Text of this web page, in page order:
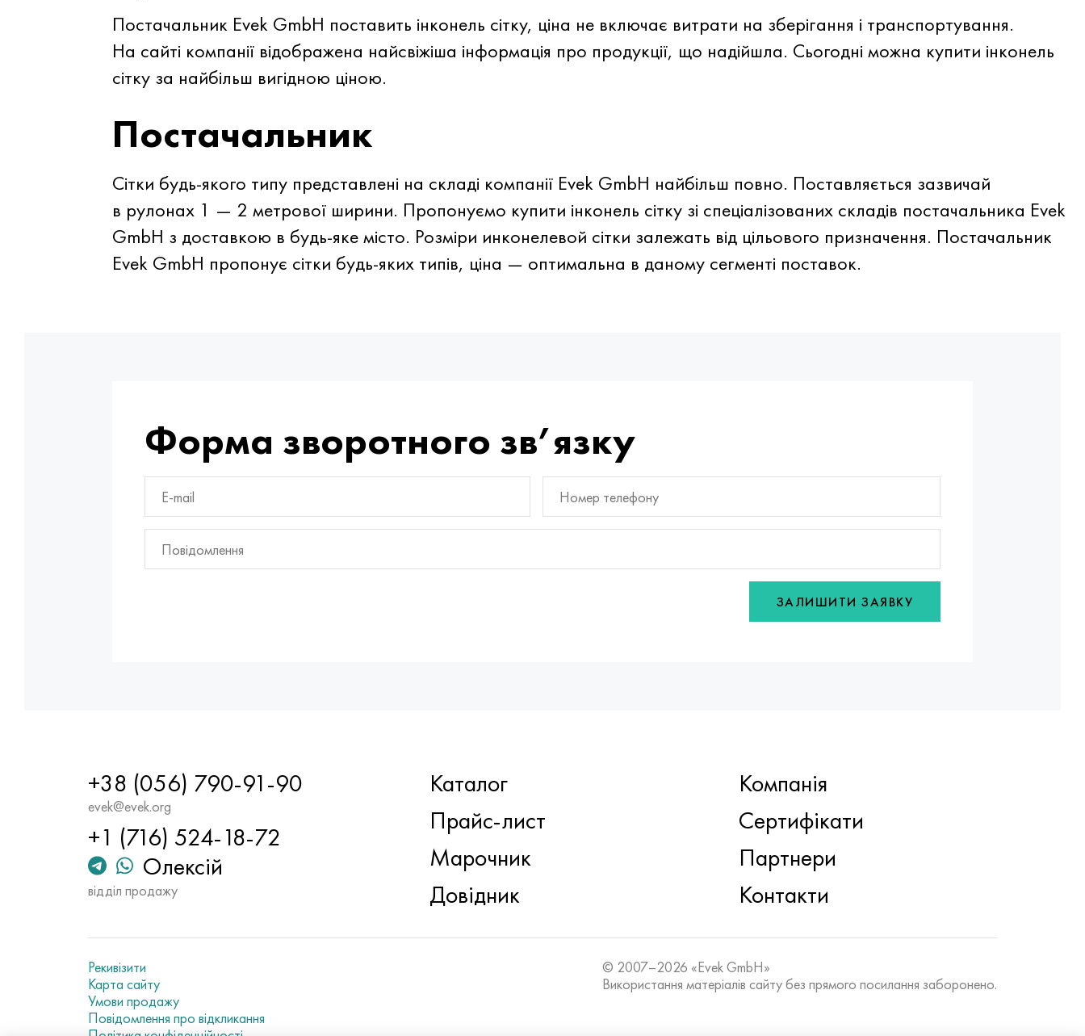
Постачальник Evek GmbH поставить інконель сітку, ціна не включає витрати на зберігання і транспортування.
На сайті компанії відображена найсвіжіша інформація про продукції, що надійшла. Сьогодні можна купити інконель
сітку за найбільш вигідною ціною.
Постачальник
Сітки будь-якого типу представлені на складі компанії Evek GmbH найбільш повно. Поставляється зазвичай
в рулонах 1 — 2 метрової ширини. Пропонуємо купити інконель сітку зі спеціалізованих складів постачальника Evek
GmbH з доставкою в будь-яке місто. Розміри инконелевой сітки залежать від цільового призначення. Постачальник
Evek GmbH пропонує сітки будь-яких типів, ціна — оптимальна в даному сегменті поставок.
Форма зворотного зв’язку
ЗАЛИШИТИ ЗАЯВКУ
+38 (056) 790-91-90
evek@evek.org
+1 (716) 524-18-72
Олексій
відділ продажу
Каталог
Прайс-лист
Марочник
Довідник
Компанія
Сертифікати
Партнери
Контакти
Рекивізити
Карта сайту
Умови продажу
Повідомлення про відкликання
© 2007–2026 «Evek GmbH»
Використання матеріалів сайту без прямого посилання заборонено.